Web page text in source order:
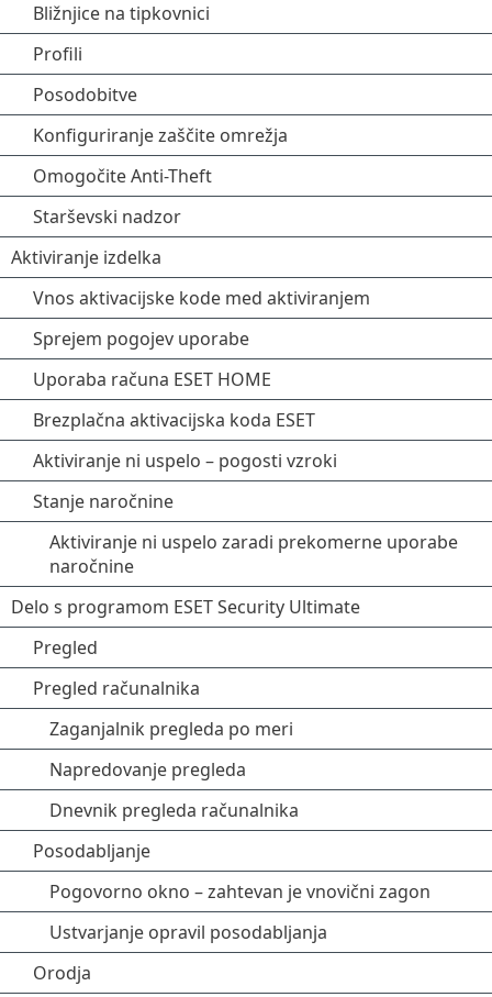
Bližnjice na tipkovnici
Profili
Posodobitve
Konfiguriranje zaščite omrežja
Omogočite Anti-Theft
Starševski nadzor
Aktiviranje izdelka
Vnos aktivacijske kode med aktiviranjem
Sprejem pogojev uporabe
Uporaba računa ESET HOME
Brezplačna aktivacijska koda ESET
Aktiviranje ni uspelo – pogosti vzroki
Stanje naročnine
Aktiviranje ni uspelo zaradi prekomerne uporabe
naročnine
Delo s programom ESET Security Ultimate
Pregled
Pregled računalnika
Zaganjalnik pregleda po meri
Napredovanje pregleda
Dnevnik pregleda računalnika
Posodabljanje
Pogovorno okno – zahtevan je vnovični zagon
Ustvarjanje opravil posodabljanja
Orodja